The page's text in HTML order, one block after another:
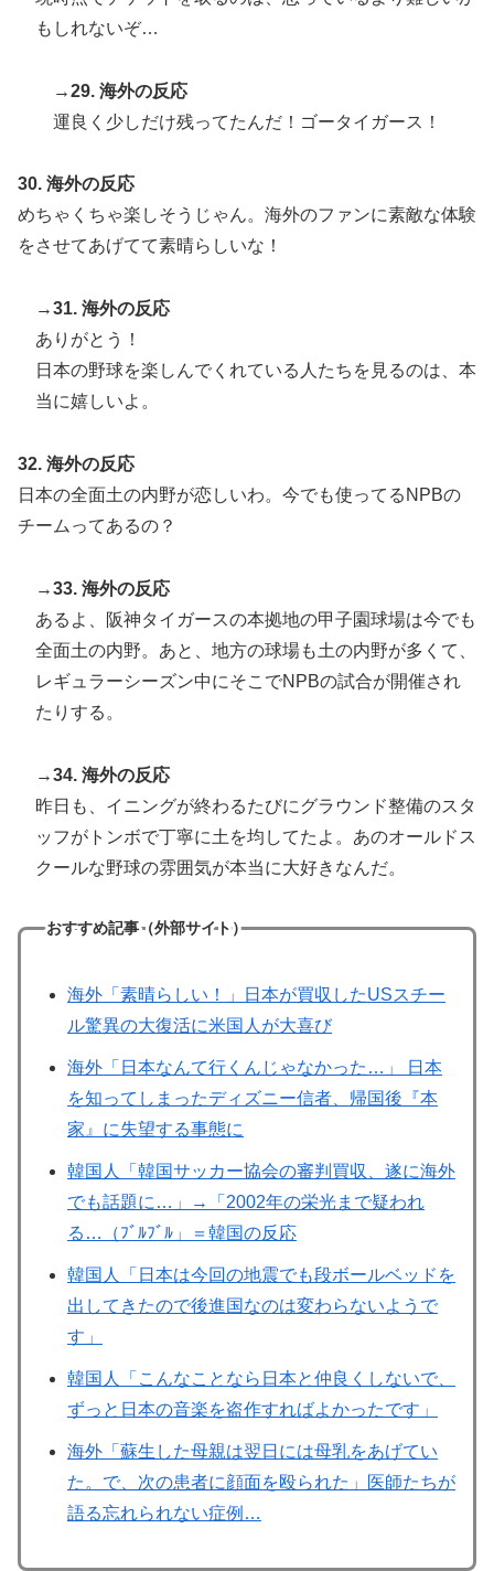
もしれないぞ…
→29. 海外の反応
運良く少しだけ残ってたんだ！ゴータイガース！
30. 海外の反応
めちゃくちゃ楽しそうじゃん。海外のファンに素敵な体験
をさせてあげてて素晴らしいな！
→31. 海外の反応
ありがとう！
日本の野球を楽しんでくれている人たちを見るのは、本
当に嬉しいよ。
32. 海外の反応
日本の全面土の内野が恋しいわ。今でも使ってるNPBの
チームってあるの？
→33. 海外の反応
あるよ、阪神タイガースの本拠地の甲子園球場は今でも
全面土の内野。あと、地方の球場も土の内野が多くて、
レギュラーシーズン中にそこでNPBの試合が開催され
たりする。
→34. 海外の反応
昨日も、イニングが終わるたびにグラウンド整備のスタ
ッフがトンボで丁寧に土を均してたよ。あのオールドス
クールな野球の雰囲気が本当に大好きなんだ。
おすすめ記事（外部サイト）
海外「素晴らしい！」日本が買収したUSスチー
ル驚異の大復活に米国人が大喜び
海外「日本なんて行くんじゃなかった…」 日本
を知ってしまったディズニー信者、帰国後『本
家』に失望する事態に
韓国人「韓国サッカー協会の審判買収、遂に海外
でも話題に…」→「2002年の栄光まで疑われ
る…（ﾌﾞﾙﾌﾞﾙ」＝韓国の反応
韓国人「日本は今回の地震でも段ボールベッドを
出してきたので後進国なのは変わらないようで
す」
韓国人「こんなことなら日本と仲良くしないで、
ずっと日本の音楽を盗作すればよかったです」
海外「蘇生した母親は翌日には母乳をあげてい
た。で、次の患者に顔面を殴られた」医師たちが
語る忘れられない症例…